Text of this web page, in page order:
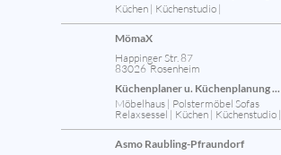
Küchen | Küchenstudio |
MömaX
Happinger Str. 87
83026 Rosenheim
Küchenplaner u. Küchenplanung ...
Möbelhaus | Polstermöbel Sofas
Relaxsessel | Küchen | Küchenstudio |
Asmo Raubling-Pfraundorf